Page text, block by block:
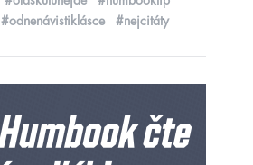
#odnenávistiklásce #nejcitáty